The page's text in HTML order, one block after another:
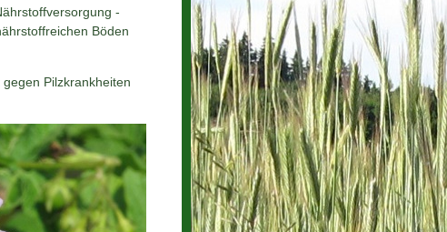
-
Böden
Pilzkrankheiten